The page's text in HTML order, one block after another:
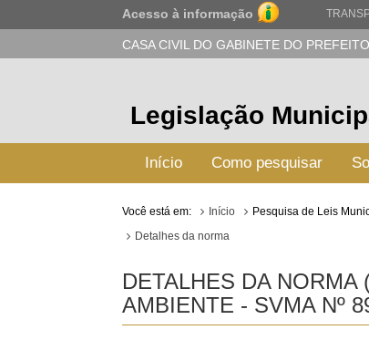
Acesso à informação
CASA CIVIL DO GABINETE DO PREFEITO
Legislação
Início Como pesquisar
Você está em: Início Pesquisa de Leis
Detalhes da norma
DETALHES DA
AMBIENTE - SVMA Nº